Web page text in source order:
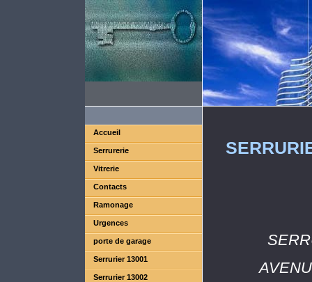
Accueil
Serrurerie
Vitrerie
Contacts
Ramonage
Urgences
porte de garage
Serrurier 13001
Serrurier 13002